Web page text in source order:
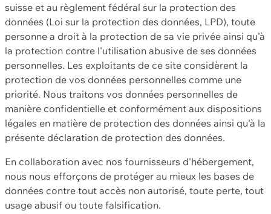
suisse et au règlement fédéral sur la protection des
données (Loi sur la protection des données, LPD), toute
personne a droit à la protection de sa vie privée ainsi qu'à
la protection contre l'utilisation abusive de ses données
personnelles. Les exploitants de ce site considèrent la
protection de vos données personnelles comme une
priorité. Nous traitons vos données personnelles de
manière confidentielle et conformément aux dispositions
légales en matière de protection des données ainsi qu'à la
présente déclaration de protection des données.
En collaboration avec nos fournisseurs d'hébergement,
nous nous efforçons de protéger au mieux les bases de
données contre tout accès non autorisé, toute perte, tout
usage abusif ou toute falsification.